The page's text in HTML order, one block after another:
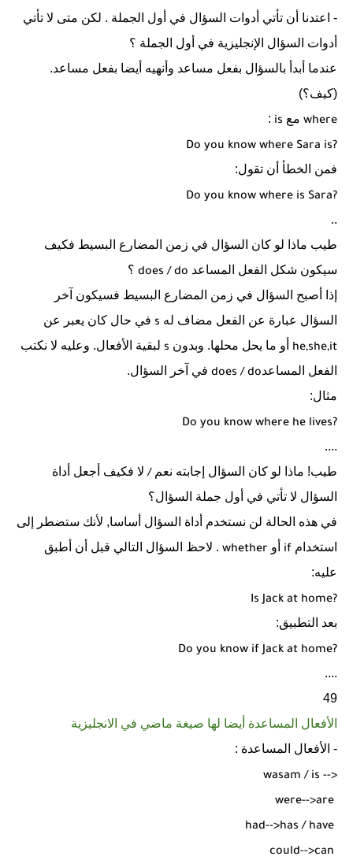
- اعتدنا أن تأتي أدوات السؤال في أول الجملة . لكن متى لا تأتي
أدوات السؤال الإنجليزية في أول الجملة ؟
عندما أبدأ بالسؤال بفعل مساعد وأنهيه أيضا بفعل مساعد.
(كيف؟)
where مع is
:
Do you know where Sara is?
فمن الخطأ أن تقول:
Do you know where is Sara?
..
طيب ماذا لو كان السؤال في زمن المضارع البسيط فكيف
سيكون شكل الفعل المساعد / do
does ؟
إذا أصبح السؤال في زمن المضارع البسيط فسيكون آخر
السؤال عبارة عن الفعل مضاف له s في حال كان يعبر عن
he,she,it أو ما يحل محلها. وبدون s لبقية الأفعال. وعليه لا نكتب
الفعل المساعد/ do
does في آخر السؤال.
مثال:
Do you know where he lives?
....
طيب! ماذا لو كان السؤال إجابته نعم/ لا فكيف أجعل أداة
السؤال لا تأتي في أول جملة السؤال؟
في هذه الحالة لن نستخدم أداة السؤال أساسا, لأنك ستضطر إلى
استخدام if أو whether . لاحظ السؤال التالي قبل أن أطبق
عليه:
Is Jack at home?
بعد التطبيق:
Do you know if Jack at home?
....
49
الأفعال المساعدة أيضا لها صيغة ماضي في الانجليزية
- الأفعال المساعدة :
am / is -->
was
are
-->
were
has / have
-->
had
can
-->
could